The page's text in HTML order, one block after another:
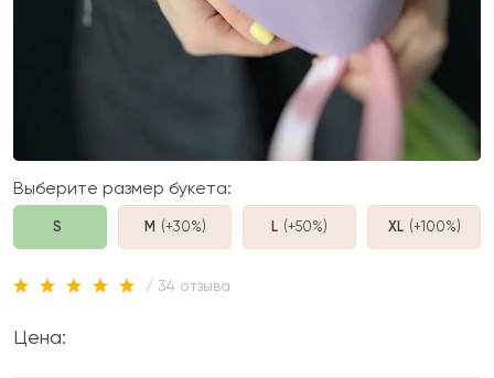
Выберите размер букета:
S M (+30%) L (+50%) XL (+100%)
/ 34 отзыва
Цена: